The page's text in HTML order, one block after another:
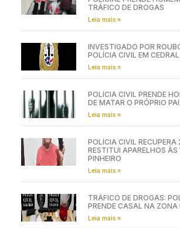
TRÁFICO DE DROGAS
Leia mais »
INVESTIGADO POR
POLÍCIA CIVIL EM CEDRAL
Leia mais »
POLÍCIA CIVIL PRENDE
DE MATAR O PRÓPRIO
Leia mais »
POLÍCIA CIVIL RECUPERA
RESTITUI APARELHOS
PINHEIRO
Leia mais »
TRÁFICO DE DROGAS:
PRENDE CASAL NA ZONA
Leia mais »